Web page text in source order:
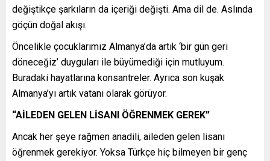
değiştikçe şarkıların da içeriği değişti. Ama dil de. Aslında
göçün doğal akışı.
Öncelikle çocuklarımız Almanya’da artık ‘bir gün geri
döneceğiz’ duyguları ile büyümediği için mutluyum.
Buradaki hayatlarına konsantreler. Ayrıca son kuşak
Almanya’yı artık vatanı olarak görüyor.
“AİLEDEN GELEN LİSANI ÖĞRENMEK GEREK”
Ancak her şeye rağmen anadili, aileden gelen lisanı
öğrenmek gerekiyor. Yoksa Türkçe hiç bilmeyen bir genç